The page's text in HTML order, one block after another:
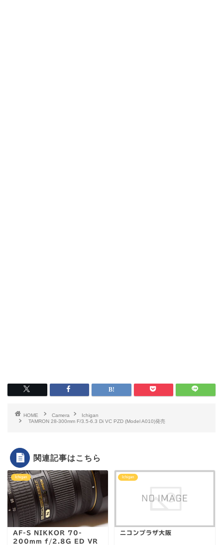
HOME Camera
Ichigan
TAMRON 28-300mm F/3.5-6.3 Di VC PZD (Model A010)発売
関連記事はこちら
Ichigan
AF-S NIKKOR 70-
200mm f/2.8G ED VR
Ichigan
ニコンプラザ大阪